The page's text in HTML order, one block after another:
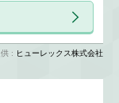
: ヒューレックス株式会社